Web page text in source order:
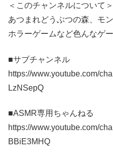
＜このチャンネルについて＞
あつまれどうぶつの森、モ
ホラーゲームなど色んなゲ
■サブチャンネル
https://www.youtube.com/
LzNSepQ
■ASMR専用ちゃんねる
https://www.youtube.com/
BBiE3MHQ